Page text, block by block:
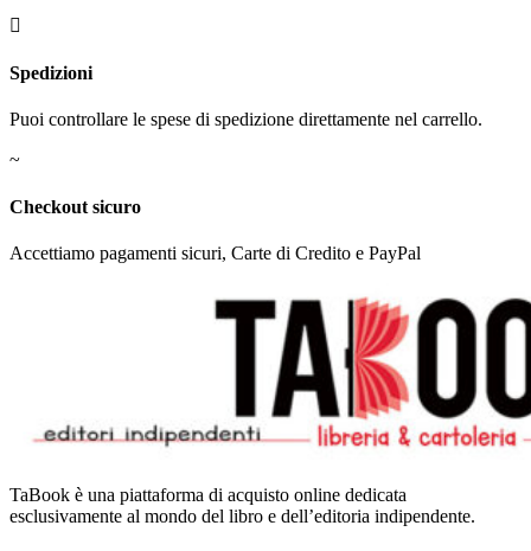

Spedizioni
Puoi controllare le spese di spedizione direttamente nel carrello.
~
Checkout sicuro
Accettiamo pagamenti sicuri, Carte di Credito e PayPal
TaBook è una piattaforma di acquisto online dedicata
esclusivamente al mondo del libro e dell’editoria indipendente.